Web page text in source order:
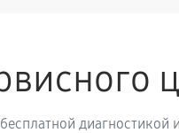
диагностикой